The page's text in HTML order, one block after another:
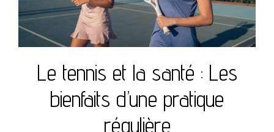
Le tennis et la santé : Les
bienfaits d’une pratique
régulière